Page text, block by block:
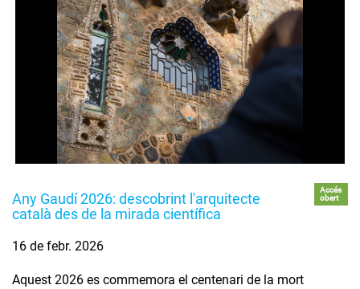
Any Gaudí 2026: descobrint l'arquitecte
català des de la mirada científica
Accés
obert
16 de febr. 2026
Aquest 2026 es commemora el centenari de la mort